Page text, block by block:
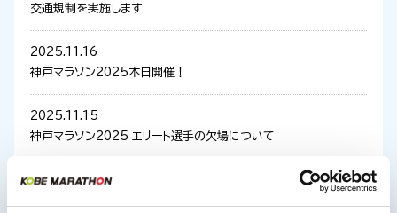
交通規制を実施します
2025.11.16
神戸マラソン2025本日開催！
2025.11.15
神戸マラソン2025 エリート選手の欠場について
2025.11.14